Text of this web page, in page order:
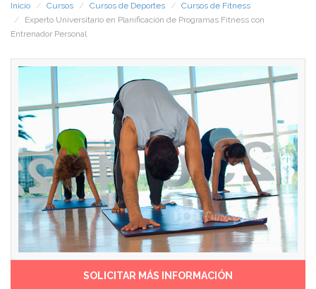
Wellness. Su Planificación,
Las grandes posibilidades
laborales y comerciales que
presentan las actividades
fitness en los diferentes
centros públicos y privados
abren un mercado de trabajo
totalmente novedoso. Por
ello, se necesitará de un
especialista en programas de
Fitness Wellness.
titulación ante concursos de
deportivos, entrenadores
personales, coordinadores,
directores de Centros
Deportivos o cualquier
puesto de responsabilidad
en cualquier organización
deportiva.
Inicio Cursos Cursos de Deportes
Cursos de Fitness
Experto Universitario en Planificación de Programas Fitness con
Entrenador Personal
SOLICITAR MÁS INFORMACIÓN